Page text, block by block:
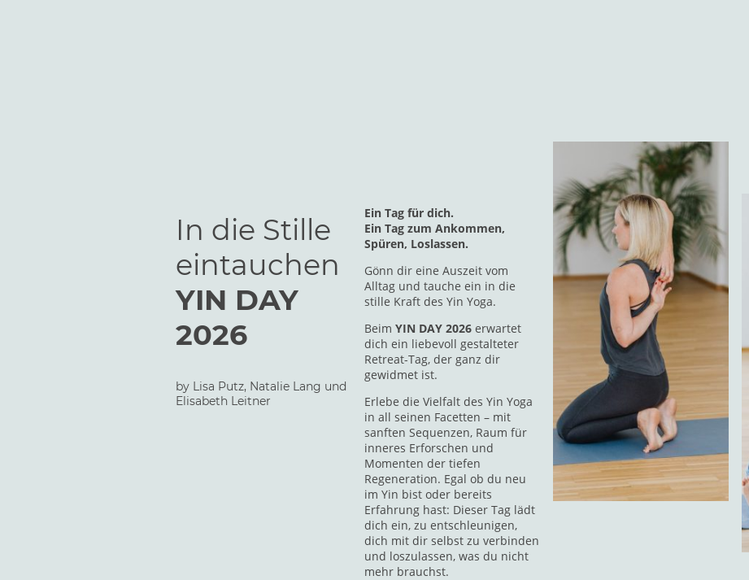
In die Stille
eintauchen
YIN DAY
2026
by Lisa Putz, Natalie Lang und
Elisabeth Leitner
Ein Tag für dich.
Ein Tag zum Ankommen,
Spüren, Loslassen.
Gönn dir eine Auszeit vom
Alltag und tauche ein in die
stille Kraft des Yin Yoga.
Beim YIN DAY 2026 erwartet
dich ein liebevoll gestalteter
Retreat-Tag, der ganz dir
gewidmet ist.
Erlebe die Vielfalt des Yin Yoga
in all seinen Facetten – mit
sanften Sequenzen, Raum für
inneres Erforschen und
Momenten der tiefen
Regeneration. Egal ob du neu
im Yin bist oder bereits
Erfahrung hast: Dieser Tag lädt
dich ein, zu entschleunigen,
dich mit dir selbst zu verbinden
und loszulassen, was du nicht
mehr brauchst.